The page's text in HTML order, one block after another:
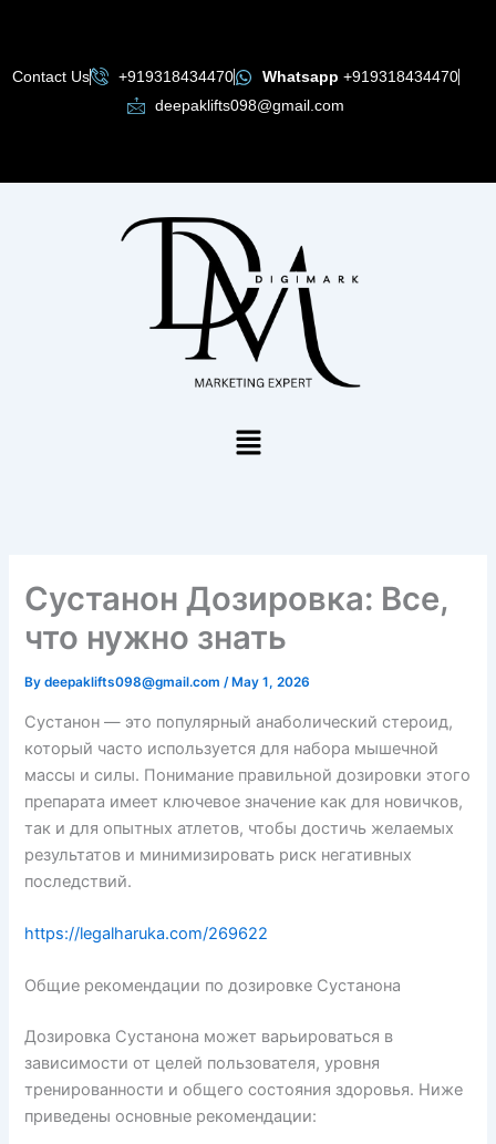
Contact Us +919318434470 Whatsapp +919318434470
deepaklifts098@gmail.com
Menu
Сустанон Дозировка: Все,
что нужно знать
Bydeepaklifts098@gmail.com/ May 1, 2026
Сустанон — это популярный анаболический стероид,
который часто используется для набора мышечной
массы и силы. Понимание правильной дозировки этого
препарата имеет ключевое значение как для новичков,
так и для опытных атлетов, чтобы достичь желаемых
результатов и минимизировать риск негативных
последствий.
https://legalharuka.com/269622
Общие рекомендации по дозировке Сустанона
Дозировка Сустанона может варьироваться в
зависимости от целей пользователя, уровня
тренированности и общего состояния здоровья. Ниже
приведены основные рекомендации: